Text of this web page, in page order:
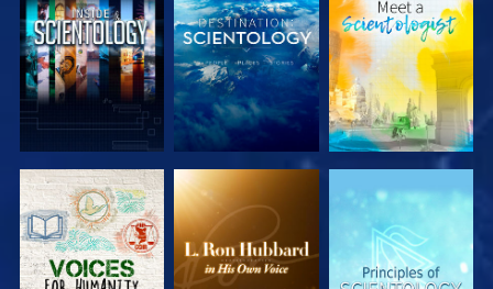
VERKEN DE
SERIE
VERKEN DE
SERIE
VERKEN DE
SERIE